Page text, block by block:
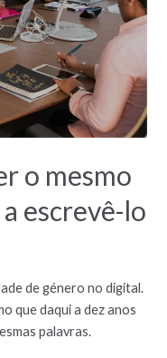
o mesmo
escrevê-lo
de género no digital.
que daqui a dez anos
palavras.